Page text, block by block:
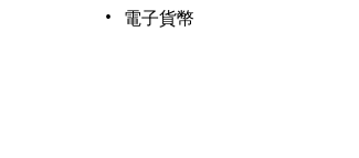
電子貨幣